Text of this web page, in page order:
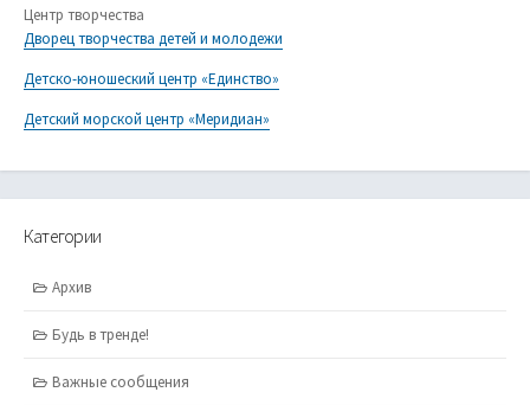
Центр творчества
Дворец творчества детей и молодежи
Детско-юношеский центр «Единство»
Детский морской центр «Меридиан»
Категории
Архив
Будь в тренде!
Важные сообщения